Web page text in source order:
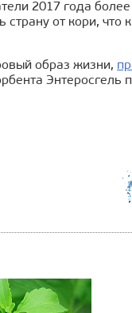
2017 года
от кори, что
образ жизни,
Энтеросгель